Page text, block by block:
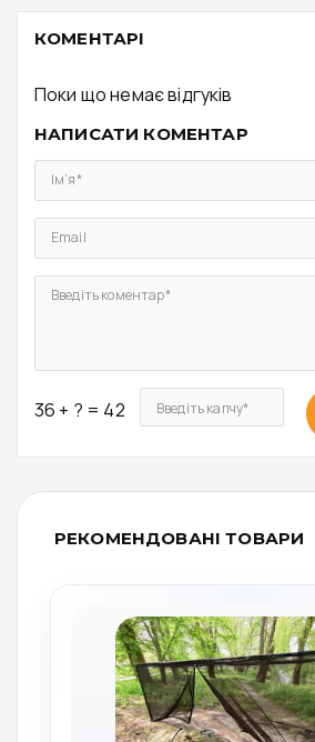
КОМЕНТАРІ
Поки що немає відгуків
НАПИСАТИ КОМЕНТАР
Ім’я*
Email
Введіть коментар*
36 + ? = 42 Введіть капчу*
РЕКОМЕНДОВАНІ ТОВАРИ